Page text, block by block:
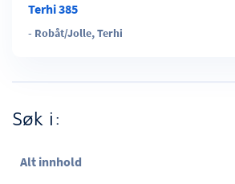
Terhi 385
- Robåt/Jolle,Terhi
Søk i:
Alt innhold